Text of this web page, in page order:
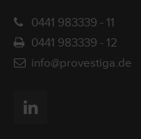
0441 983339 - 11
0441 983339 - 12
info@provestiga.de